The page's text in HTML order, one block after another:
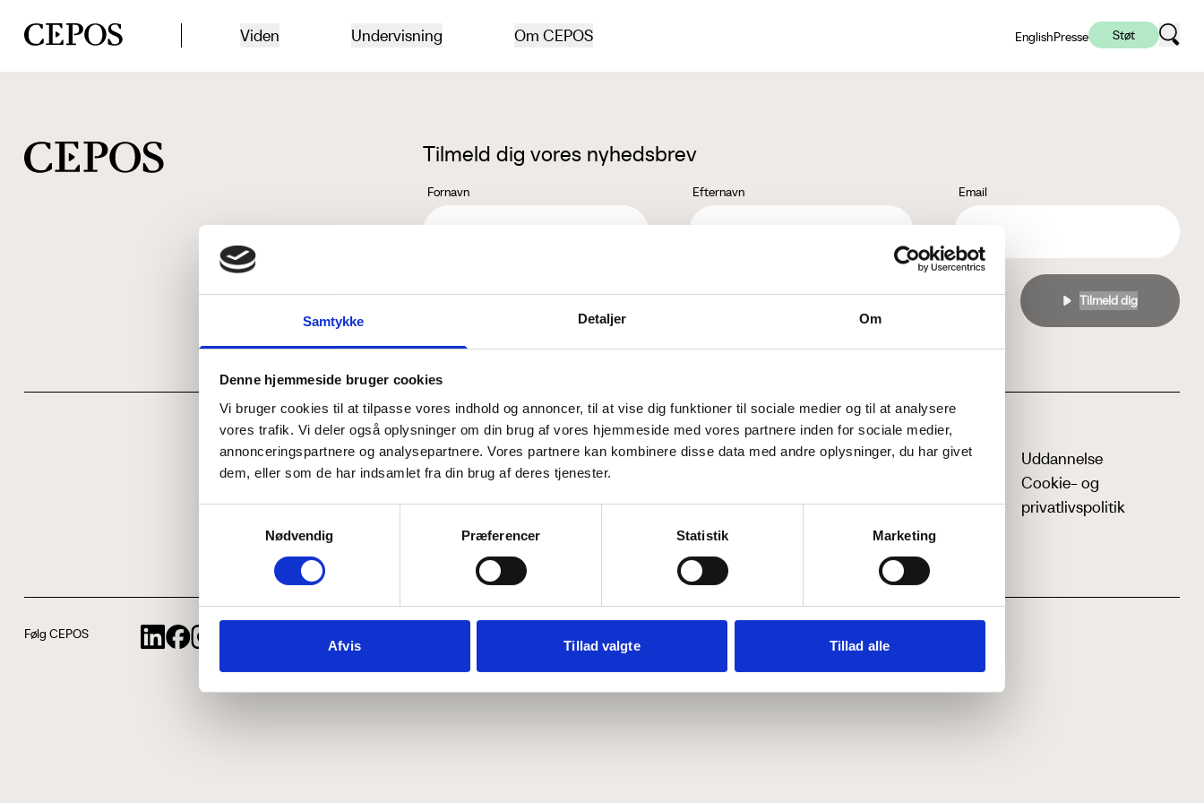
Samtykke Detaljer Om
Denne hjemmeside bruger cookies
Vi bruger cookies til at tilpasse vores indhold og annoncer, til at vise dig funktioner til sociale medier og til at analysere
vores trafik. Vi deler også oplysninger om din brug af vores hjemmeside med vores partnere inden for sociale medier,
annonceringspartnere og analysepartnere. Vores partnere kan kombinere disse data med andre oplysninger, du har givet
dem, eller som de har indsamlet fra din brug af deres tjenester.
Nødvendig
Præferencer Statistik Marketing
Afvis Tillad valgte Tillad alle
CEPOS logo Viden Undervisning Om CEPOS EnglishPresse Støt
Tilmeld dig vores nyhedsbrev
Fornavn Efternavn Email
Jeg accepterer behandlingen af mine personoplysninger i henhold tilprivatlivspolitikken
Hvem er CEPOS
Vores værdier
Medarbejdere
Kontakt
Analyser
ABCepos
Podcast
Uddannelse
Cookie- og
privatlivspolitik
Følg CEPOS